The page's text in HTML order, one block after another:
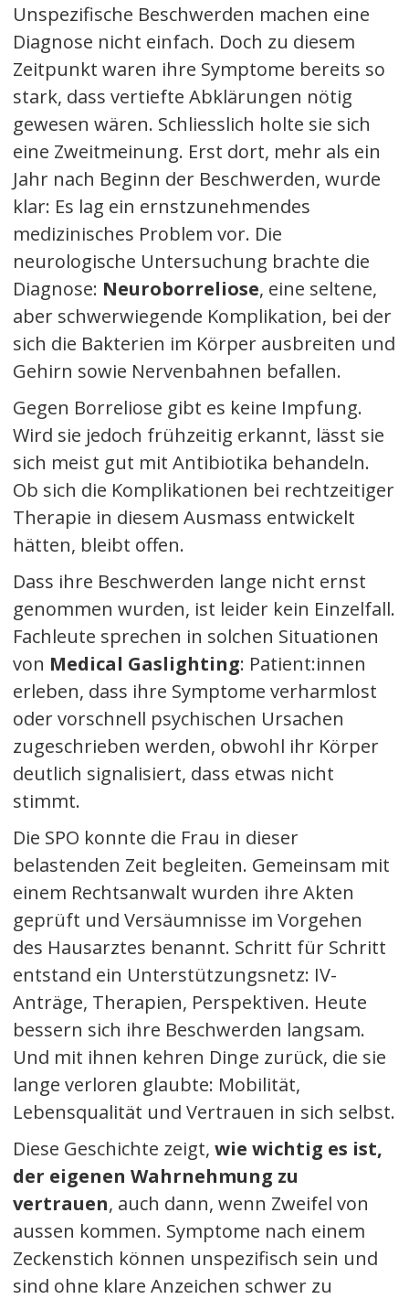
Unspezifische Beschwerden machen eine
Diagnose nicht einfach. Doch zu diesem
Zeitpunkt waren ihre Symptome bereits so
stark, dass vertiefte Abklärungen nötig
gewesen wären. Schliesslich holte sie sich
eine Zweitmeinung. Erst dort, mehr als ein
Jahr nach Beginn der Beschwerden, wurde
klar: Es lag ein ernstzunehmendes
medizinisches Problem vor. Die
neurologische Untersuchung brachte die
Diagnose: Neuroborreliose, eine seltene,
aber schwerwiegende Komplikation, bei der
sich die Bakterien im Körper ausbreiten und
Gehirn sowie Nervenbahnen befallen.
Gegen Borreliose gibt es keine Impfung.
Wird sie jedoch frühzeitig erkannt, lässt sie
sich meist gut mit Antibiotika behandeln.
Ob sich die Komplikationen bei rechtzeitiger
Therapie in diesem Ausmass entwickelt
hätten, bleibt offen.
Dass ihre Beschwerden lange nicht ernst
genommen wurden, ist leider kein Einzelfall.
Fachleute sprechen in solchen Situationen
von Medical Gaslighting: Patient:innen
erleben, dass ihre Symptome verharmlost
oder vorschnell psychischen Ursachen
zugeschrieben werden, obwohl ihr Körper
deutlich signalisiert, dass etwas nicht
stimmt.
Die SPO konnte die Frau in dieser
belastenden Zeit begleiten. Gemeinsam mit
einem Rechtsanwalt wurden ihre Akten
geprüft und Versäumnisse im Vorgehen
des Hausarztes benannt. Schritt für Schritt
entstand ein Unterstützungsnetz: IV-
Anträge, Therapien, Perspektiven. Heute
bessern sich ihre Beschwerden langsam.
Und mit ihnen kehren Dinge zurück, die sie
lange verloren glaubte: Mobilität,
Lebensqualität und Vertrauen in sich selbst.
Diese Geschichte zeigt, wie wichtig es ist,
der eigenen Wahrnehmung zu
vertrauen, auch dann, wenn Zweifel von
aussen kommen. Symptome nach einem
Zeckenstich können unspezifisch sein und
sind ohne klare Anzeichen schwer zu